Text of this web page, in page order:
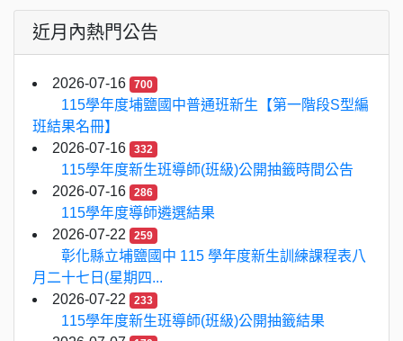
近月內熱門公告
2026-07-16 700
115學年度埔鹽國中普通班新生【第一階段S型編
班結果名冊】
2026-07-16
332
115學年度新生班導師(班級)公開抽籤時間公告
2026-07-16
286
115學年度導師遴選結果
2026-07-22
259
彰化縣立埔鹽國中 115 學年度新生訓練課程表八
月二十七日(星期四...
2026-07-22
233
115學年度新生班導師(班級)公開抽籤結果